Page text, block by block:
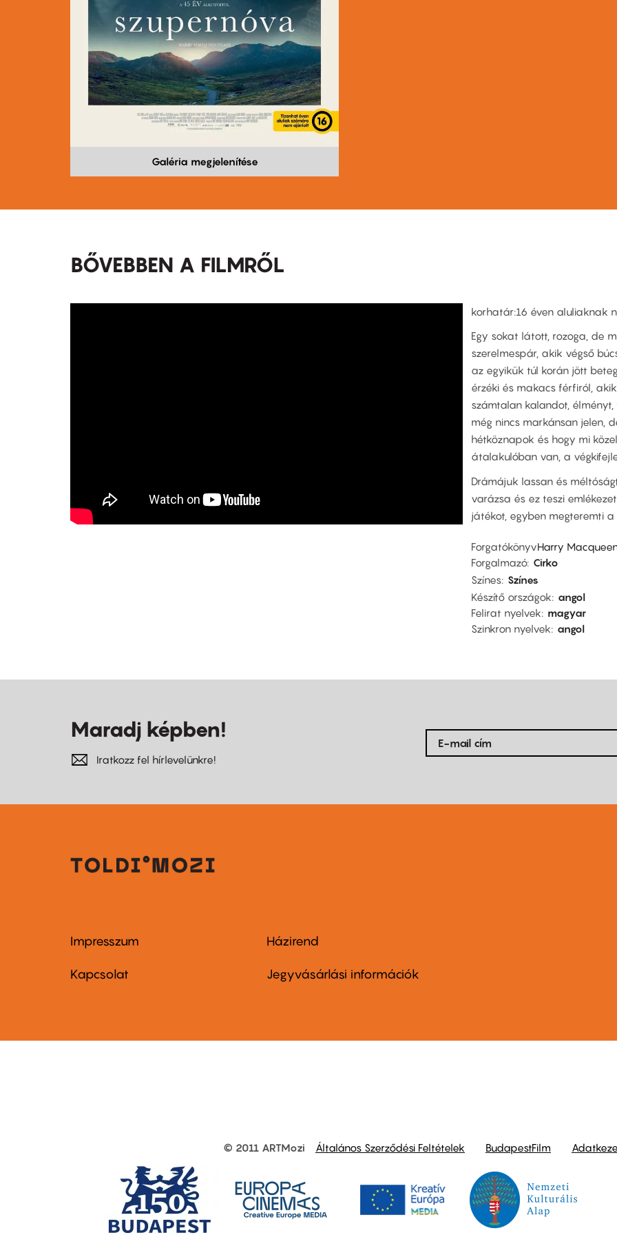
Galéria megjelenítése
BŐVEBBEN A FILMRŐL
korhatár:16 éven aluliaknak
Egy sokat látott, rozoga, de
szerelmespár, akik végső
az egyikük túl korán jött
érzéki és makacs férfiról,
számtalan kalandot,
még nincs markánsan jelen,
hétköznapok és hogy mi
átalakulóban van, a
Drámájuk lassan és
varázsa és ez teszi
játékot, egyben megteremti
ForgatókönyvHarry
Forgalmazó Cirko
Színes Színes
Készítő országok
angol
Felirat nyelvek
magyar
Szinkron nyelvek
angol
Maradj képben!
Iratkozz fel hírlevelünkre!
Footer
menu
Impresszum
Kapcsolat
Footer
menu
Házirend
Jegyvásárlási információk
other
© 2011 ARTMozi Általános Szerződési Feltételek BudapestFilm